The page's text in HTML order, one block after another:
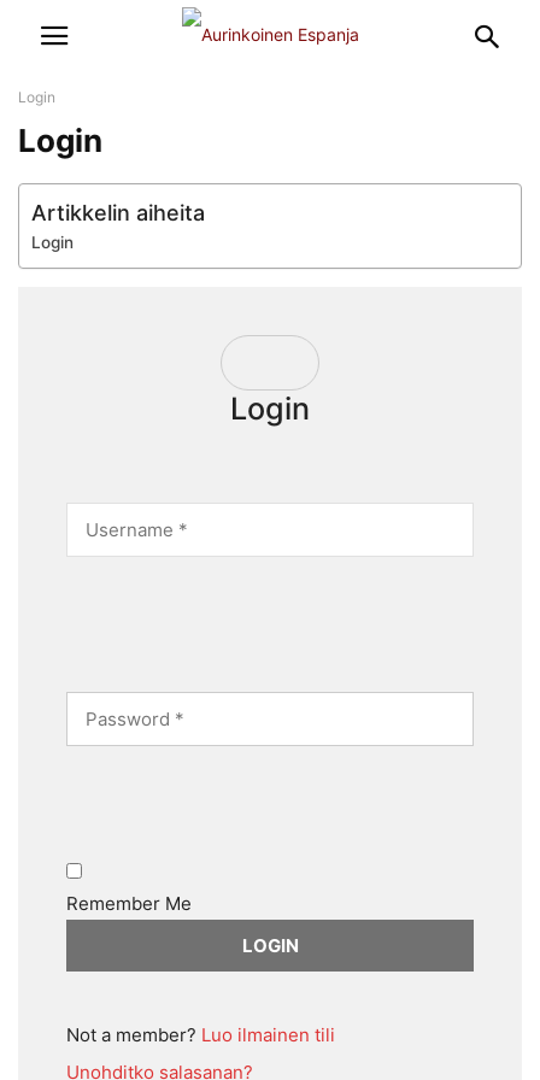
Login
Login
Artikkelin aiheita
Login
Login
Remember Me
Not a member? Luo ilmainen tili
Unohditko salasanan?